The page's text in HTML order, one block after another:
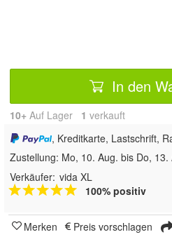
In den
10+ Auf Lager 1 verkauft
, Kreditkarte, Lastschrift,
Zustellung: Mo, 10. Aug. bis Do, 13.
Verkäufer: vida XL
100% positiv
Merken Preis vorschlagen